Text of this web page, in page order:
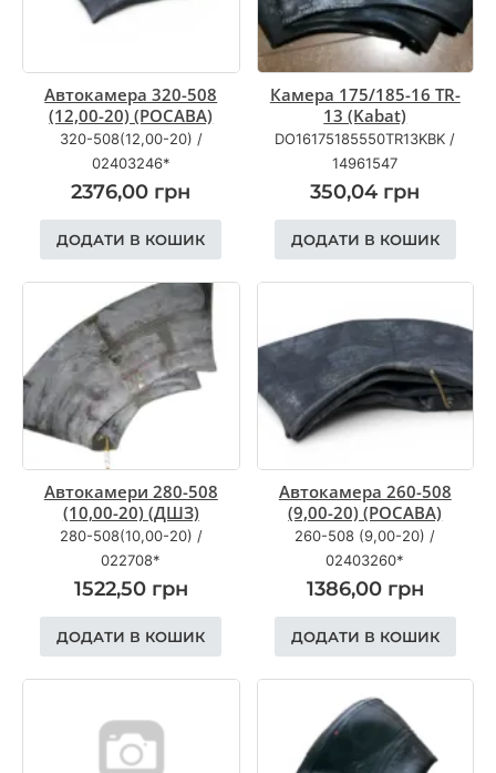
Автокамера 320-508
(12,00-20) (РОСАВА)
320-508(12,00-20) /
02403246*
2376,00 грн
ДОДАТИ В КОШИК
Камера 175/185-16 TR-
13 (Kabat)
DO16175185550TR13KBK /
14961547
350,04 грн
ДОДАТИ В КОШИК
Автокамери 280-508
(10,00-20) (ДШЗ)
280-508(10,00-20) /
022708*
1522,50 грн
ДОДАТИ В КОШИК
Автокамера 260-508
(9,00-20) (РОСАВА)
260-508 (9,00-20) /
02403260*
1386,00 грн
ДОДАТИ В КОШИК